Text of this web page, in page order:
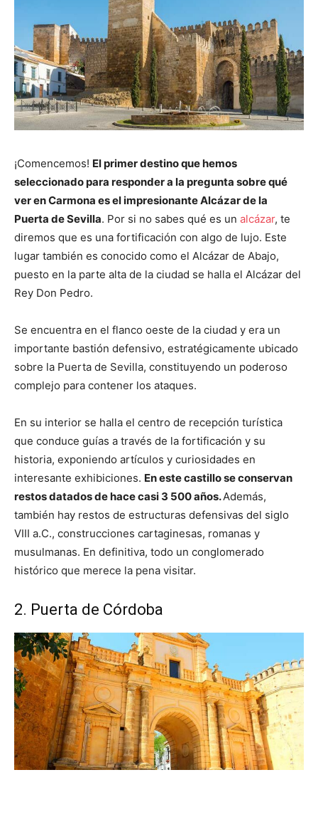
¡Comencemos! El primer destino que hemos
seleccionado para responder a la pregunta sobre qué
ver en Carmona es el impresionante Alcázar de la
Puerta de Sevilla. Por si no sabes qué es un alcázar, te
diremos que es una fortificación con algo de lujo. Este
lugar también es conocido como el Alcázar de Abajo,
puesto en la parte alta de la ciudad se halla el Alcázar del
Rey Don Pedro.
Se encuentra en el flanco oeste de la ciudad y era un
importante bastión defensivo, estratégicamente ubicado
sobre la Puerta de Sevilla, constituyendo un poderoso
complejo para contener los ataques.
En su interior se halla el centro de recepción turística
que conduce guías a través de la fortificación y su
historia, exponiendo artículos y curiosidades en
interesante exhibiciones. En este castillo se conservan
restos datados de hace casi 3 500 años.Además,
también hay restos de estructuras defensivas del siglo
VIII a.C., construcciones cartaginesas, romanas y
musulmanas. En definitiva, todo un conglomerado
histórico que merece la pena visitar.
2. Puerta de Córdoba